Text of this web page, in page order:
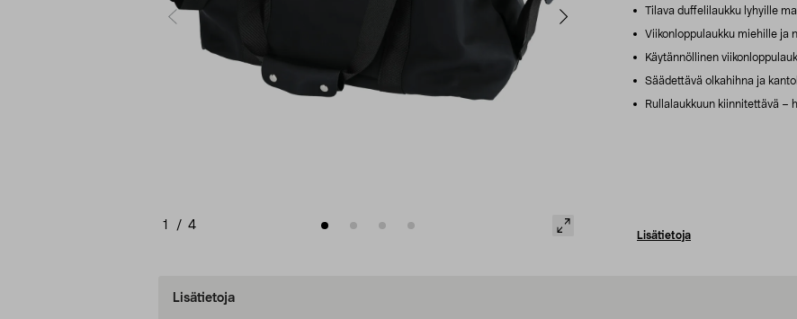
1 / 4
Tilava duffelilaukku lyhyille
Viikonloppulaukku miehille ja
Käytännöllinen
Säädettävä olkahihna ja
Rullalaukkuun kiinnitettävä –
Lisätietoja
Lisätietoja